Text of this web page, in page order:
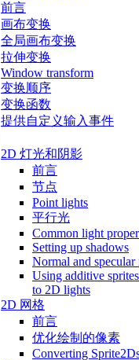
前言
画布变换
全局画布变换
拉伸变换
Window transform
变换顺序
变换函数
提供自定义输入事件
2D 灯光和阴影
前言
节点
Point lights
平行光
Common light
Setting up shadows
Normal and specular
Using additive
to 2D lights
2D 网格
前言
优化绘制的像素
Converting